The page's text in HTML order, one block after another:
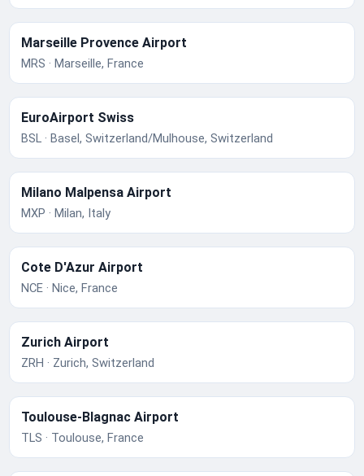
Marseille Provence Airport
MRS · Marseille, France
EuroAirport Swiss
BSL · Basel, Switzerland/Mulhouse, Switzerland
Milano Malpensa Airport
MXP · Milan, Italy
Cote D'Azur Airport
NCE · Nice, France
Zurich Airport
ZRH · Zurich, Switzerland
Toulouse-Blagnac Airport
TLS · Toulouse, France